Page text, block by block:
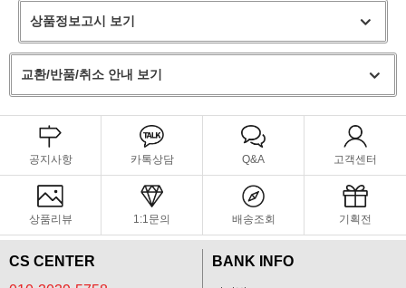
상품정보고시 보기
교환/반품/취소 안내 보기
공지사항 카톡상담 Q&A 고객센터
상품리뷰 1:1문의 배송조회 기획전
CS CENTER
BANK INFO